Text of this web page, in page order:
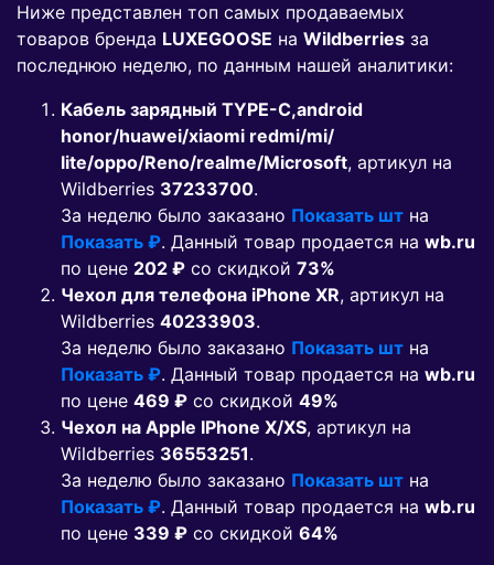
Ниже представлен топ самых продаваемых
товаров бренда LUXEGOOSE на Wildberries за
последнюю неделю, по данным нашей аналитики:
Кабель зарядный TYPE-C,android
honor/huawei/xiaomi redmi/mi/
lite/oppo/Reno/realme/Microsoft, артикул на
Wildberries 37233700.
За неделю было заказано Показать шт на
Показать ₽. Данный товар продается на wb.ru
по цене 202 ₽ co скидкой 73%
Чехол для телефона iPhone XR, артикул на
Wildberries 40233903.
За неделю было заказано Показать шт на
Показать ₽. Данный товар продается на wb.ru
по цене 469 ₽ co скидкой 49%
Чехол на Apple IPhone X/XS, артикул на
Wildberries 36553251.
За неделю было заказано Показать шт на
Показать ₽. Данный товар продается на wb.ru
по цене 339 ₽ co скидкой 64%